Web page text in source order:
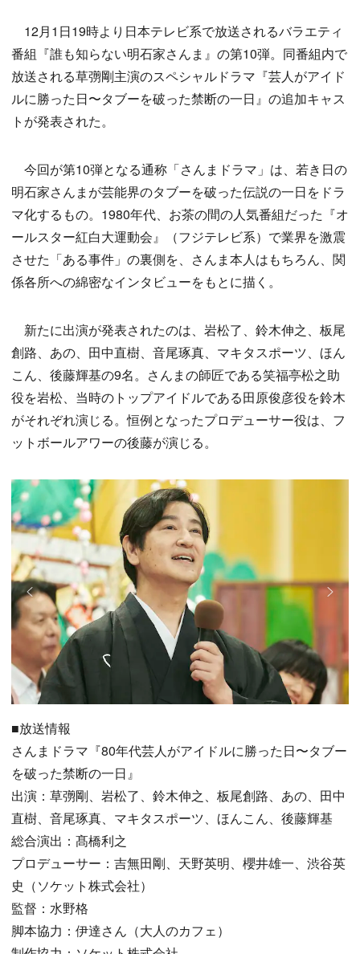
12月1日19時より日本テレビ系で放送されるバラエティ
番組『誰も知らない明石家さんま』の第10弾。同番組内で
放送される草彅剛主演のスペシャルドラマ『芸人がアイド
ルに勝った日〜タブーを破った禁断の一日』の追加キャス
トが発表された。
今回が第10弾となる通称「さんまドラマ」は、若き日の
明石家さんまが芸能界のタブーを破った伝説の一日をドラ
マ化するもの。1980年代、お茶の間の人気番組だった『オ
ールスター紅白大運動会』（フジテレビ系）で業界を激震
させた「ある事件」の裏側を、さんま本人はもちろん、関
係各所への綿密なインタビューをもとに描く。
新たに出演が発表されたのは、岩松了、鈴木伸之、板尾
創路、あの、田中直樹、音尾琢真、マキタスポーツ、ほん
こん、後藤輝基の9名。さんまの師匠である笑福亭松之助
役を岩松、当時のトップアイドルである田原俊彦役を鈴木
がそれぞれ演じる。恒例となったプロデューサー役は、フ
ットボールアワーの後藤が演じる。
■放送情報
さんまドラマ『80年代芸人がアイドルに勝った日〜タブー
を破った禁断の一日』
出演：草彅剛、岩松了、鈴木伸之、板尾創路、あの、田中
直樹、音尾琢真、マキタスポーツ、ほんこん、後藤輝基
総合演出：髙橋利之
プロデューサー：吉無田剛、天野英明、櫻井雄一、渋谷英
史（ソケット株式会社）
監督：水野格
脚本協力：伊達さん（大人のカフェ）